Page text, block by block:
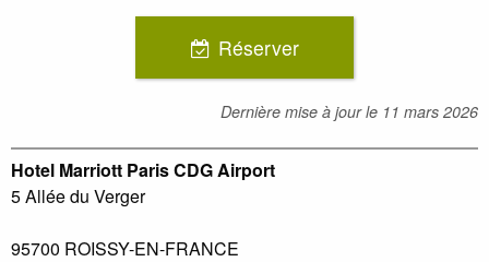
Réserver
Dernière mise à jour le 11 mars 2026
Hotel Marriott Paris CDG Airport
5 Allée du Verger
95700 ROISSY-EN-FRANCE